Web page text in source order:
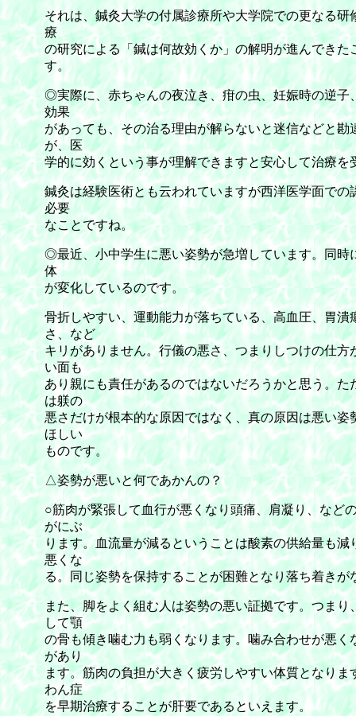
それは、鍼灸大学の付属診療所や大学院での更なる研
療
の研究による「鍼は何故効くか」の解明が進んできた
す。
◎実際に、赤ちゃんの夜泣き、疳の虫、妊娠時の逆子
効果
があっても、その治る理由が解らないと迷信などと勘
が、医
学的に効くという事が理解できますと安心して治療を
鍼灸は経験医術とも云われていますが西洋医学面での
必要
なことですね。
◎最近、小中学生に悪い姿勢が急増しています。同時
体
が変化しているのです。
骨折しやすい、運動能力が落ちている、高血圧、胃潰
さ、など
キリがありません。行儀の悪さ、つまりしつけの仕方
い面も
あり親にも責任があるのではないだろうかと思う。た
は躾の
悪さだけが根本的な原因ではなく、真の原因は悪い姿
ほしい
ものです。
△姿勢が悪いと何であかんの？
○筋肉が緊張して血行が悪くなり頭痛、肩凝り、など
がにぶ
ります。血流量が減るということは酸素の供給量も減
悪くな
る。同じ姿勢を保持することが困難となり落ち着きが
また、脚をよく組む人は姿勢の悪い証拠です。つまり
して顎
の骨も傾き噛む力も弱くなります。噛み合わせが悪く
があり
ます。筋肉の負担が大きく疲労しやすい体質となりま
わん症
を早期治療することが肝要であるといえます。